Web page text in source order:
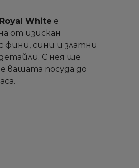
Royal White е
от изискан
фини, сини и златни
С нея ще
вашата посуда до